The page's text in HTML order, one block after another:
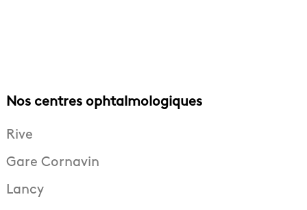
Nos centres ophtalmologiques
Rive
Gare Cornavin
Lancy